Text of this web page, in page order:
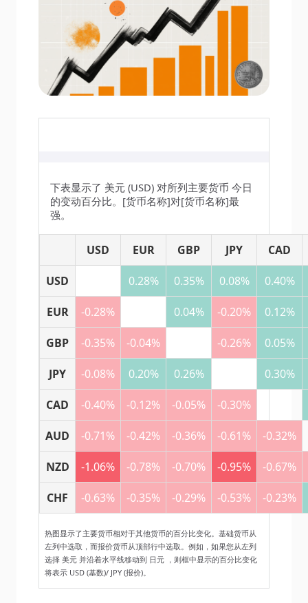
下表显示了 美元 (USD) 对所列主要货币 今日
的变动百分比。[货币名称]对[货币名称]最
强。
USD EUR GBP JPY CAD
USD 0.28% 0.35% 0.08% 0.40%
EUR -0.28% 0.04% -0.20% 0.12%
GBP -0.35% -0.04% -0.26% 0.05%
JPY -0.08% 0.20% 0.26% 0.30%
CAD -0.40% -0.12% -0.05% -0.30%
AUD -0.71% -0.42% -0.36% -0.61% -0.32%
NZD -1.06% -0.78% -0.70% -0.95% -0.67%
CHF -0.63% -0.35% -0.29% -0.53% -0.23%
热图显示了主要货币相对于其他货币的百分比变化。基础货币从
左列中选取，而报价货币从顶部行中选取。例如，如果您从左列
选择 美元 并沿着水平线移动到 日元 ，则框中显示的百分比变化
将表示 USD (基数)/ JPY (报价)。